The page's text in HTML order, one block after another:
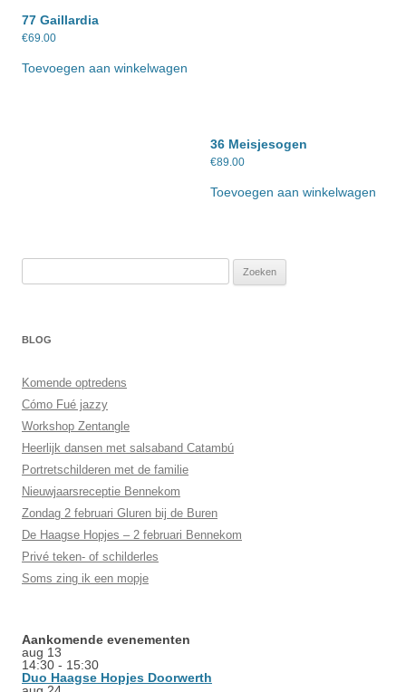
77 Gaillardia
€69.00
Toevoegen aan winkelwagen
36 Meisjesogen
€89.00
Toevoegen aan winkelwagen
BLOG
Komende optredens
Cómo Fué jazzy
Workshop Zentangle
Heerlijk dansen met salsaband Catambú
Portretschilderen met de familie
Nieuwjaarsreceptie Bennekom
Zondag 2 februari Gluren bij de Buren
De Haagse Hopjes – 2 februari Bennekom
Privé teken- of schilderles
Soms zing ik een mopje
Aankomende evenementen
aug 13
14:30 - 15:30
Duo Haagse Hopjes Doorwerth